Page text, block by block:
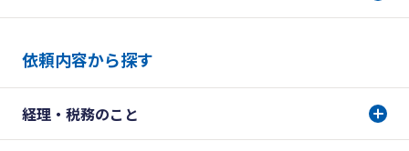
依頼内容から探す
経理・税務のこと